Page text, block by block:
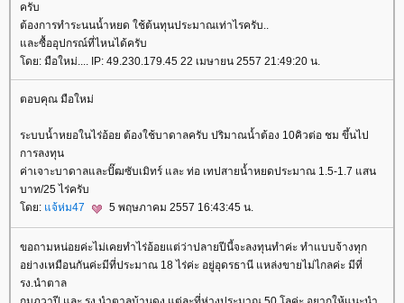
ครับ
ต้องการทำระนนน้ำหยด ใช้ต้นทุนประมาณเท่าไรครับ..
ละซื้ออุปกรณ์ที่ไหนได้ครับ
ดย: มือใหม่.... IP: 49.230.179.45 22 เมษายน 2557 21:49:20 น.
ตอบคุณ มือใหม่
ระบบน้ำหยอในไร่อ้อย ต้องใช้บาดาลครับ ปริมาณน้ำต้อง 10คิวต่อ ชม ขึ้นไป
การลงทุน
ค่าเจาะบาดาลและปั๊ฒซับเมิทร์ และ ท่อ เทปสายน้ำหยดประมาณ 1.5-1.7 แสน
บาท/25 ไร่ครับ
ดย: จ้ห่ม47 5 พฤษภาคม 2557 16:43:45 น.
ขอถามหน่อยค่ะไม่เคยทำไร่อ้อยแต่ว่าปลายปีนี้จะลงทุนทำค่ะ ทำแบบจ้างทุก
อย่างเหมือนกันค่ะมีที่ประมาณ 18 ไร่ค่ะ อยู่อุดรธานี แหล่งขายไม่ไกลค่ะ มีที่
รง.นำตาล